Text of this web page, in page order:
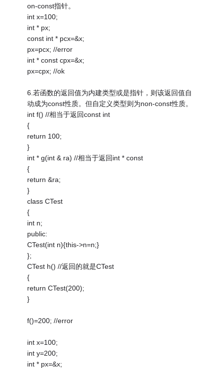
on-const指针。
int x=100;
int * px;
const int * pcx=&x;
px=pcx; //error
int * const cpx=&x;
px=cpx; //ok
6.若函数的返回值为内建类型或是指针，则该返回值自
动成为const性质。但自定义类型则为non-const性质。
int f() //相当于返回const int
{
return 100;
}
int * g(int & ra) //相当于返回int * const
{
return &ra;
}
class CTest
{
int n;
public:
CTest(int n){this->n=n;}
};
CTest h() //返回的就是CTest
{
return CTest(200);
}
f()=200; //error
int x=100;
int y=200;
int * px=&x;